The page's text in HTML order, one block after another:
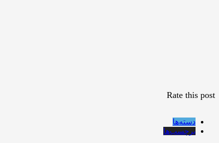
Rate this post
دسته‌ها
برچسب‌ها